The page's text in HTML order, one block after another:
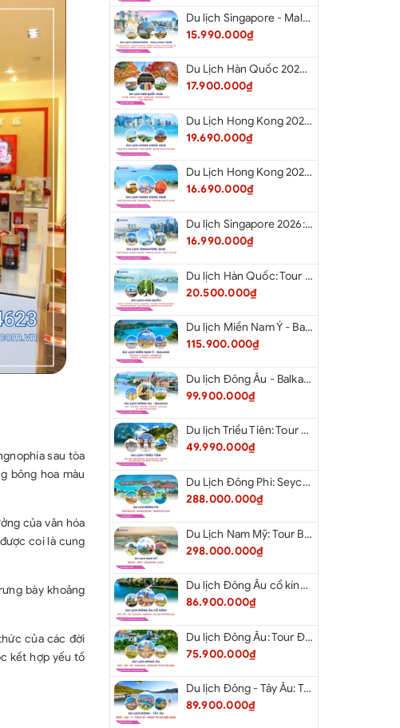
sau tòa
bông hoa màu
của văn hóa
coi là cung
bày khoảng
của các đời
kết hợp yếu tố
Du lịch Singapore - Malaysia 2026: Tour Đảo Sentosa - Madame Tussauds - Garden By The Bay - Thành cổ Malacca - Thủ đô Kuala Lumpur - Cao nguyên Genting - New Putrajaya từ Hà Nội
15.990.000₫
Du Lịch Hàn Quốc 2026: Hà Nội - Seoul - Nami - Everland - Painter Show - Thư Viện Sách
17.900.000₫
Du Lịch Hong Kong 2026: Khám phá Hongkong - Thâm Quyến - Quảng Châu từ Hà Nội
19.690.000₫
Du Lịch Hong Kong 2026: Khám phá Hong Kong - Dingding Tram - Shopping Tour từ Hà Nội
16.690.000₫
Du lịch Singapore 2026: Tour Sentosa - Madame Tussauds - Garden By The Bay - Jewel từ Hà Nội
16.990.000₫
Du lịch Hàn Quốc: Tour Busan - Gyeongju - Seoul - Đảo Nami - Tàu Điện Ven Biển Haeundae - Cầu Kính Oryukdo - Làng Văn Hóa Huinnyeoul từ Hà Nội 2026
20.500.000₫
Du lịch Miền Nam Ý - Balkan: Tour Miền Nam Ý - Albania - Montenegro - Croatia - Slovenia từ Hà Nội 2026
115.900.000₫
Du lịch Đông Âu - Balkan: Tour Đức - Slovenia - Croatia - Hungary - Slovakia - Áo - Séc từ Hà Nội 2026
99.900.000₫
Du lịch Triều Tiên: Tour Bắc Kinh - Bình Nhưỡng - Núi Myohyang - Kaesong - Bàn Môn Điếm - Đan Đông từ Hà Nội 2026
49.990.000₫
Du Lịch Đông Phi: Seychelles - Madagascar - Mauritius 2026
288.000.000₫
Du Lịch Nam Mỹ: Tour Brazil - Peru - Argentina - Chile 2026
298.000.000₫
Du lịch Đông Âu cổ kính: Tour Đức - Séc - Áo - Slovakia - Hungary - Ba Lan từ Hà Nội 2026
86.900.000₫
Du lịch Đông Âu: Tour Đức - Séc - Áo - Slovakia - Hungary từ Hà Nội 2026
75.900.000₫
Du lịch Đông - Tây Âu: Tour Đức - Áo - Ý - Thụy Sĩ - Pháp từ Hà Nội 2026
89.900.000₫